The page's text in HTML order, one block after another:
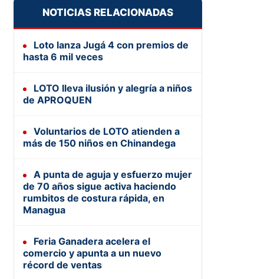
NOTICIAS RELACIONADAS
Loto lanza Jugá 4 con premios de
hasta 6 mil veces
LOTO lleva ilusión y alegría a niños
de APROQUEN
Voluntarios de LOTO atienden a
más de 150 niños en Chinandega
A punta de aguja y esfuerzo mujer
de 70 años sigue activa haciendo
rumbitos de costura rápida, en
Managua
Feria Ganadera acelera el
comercio y apunta a un nuevo
récord de ventas